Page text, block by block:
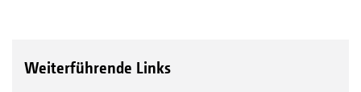
Weiterführende Links